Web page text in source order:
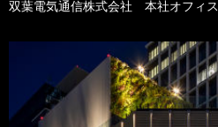
双葉電気通信株式会社 本社オフィス